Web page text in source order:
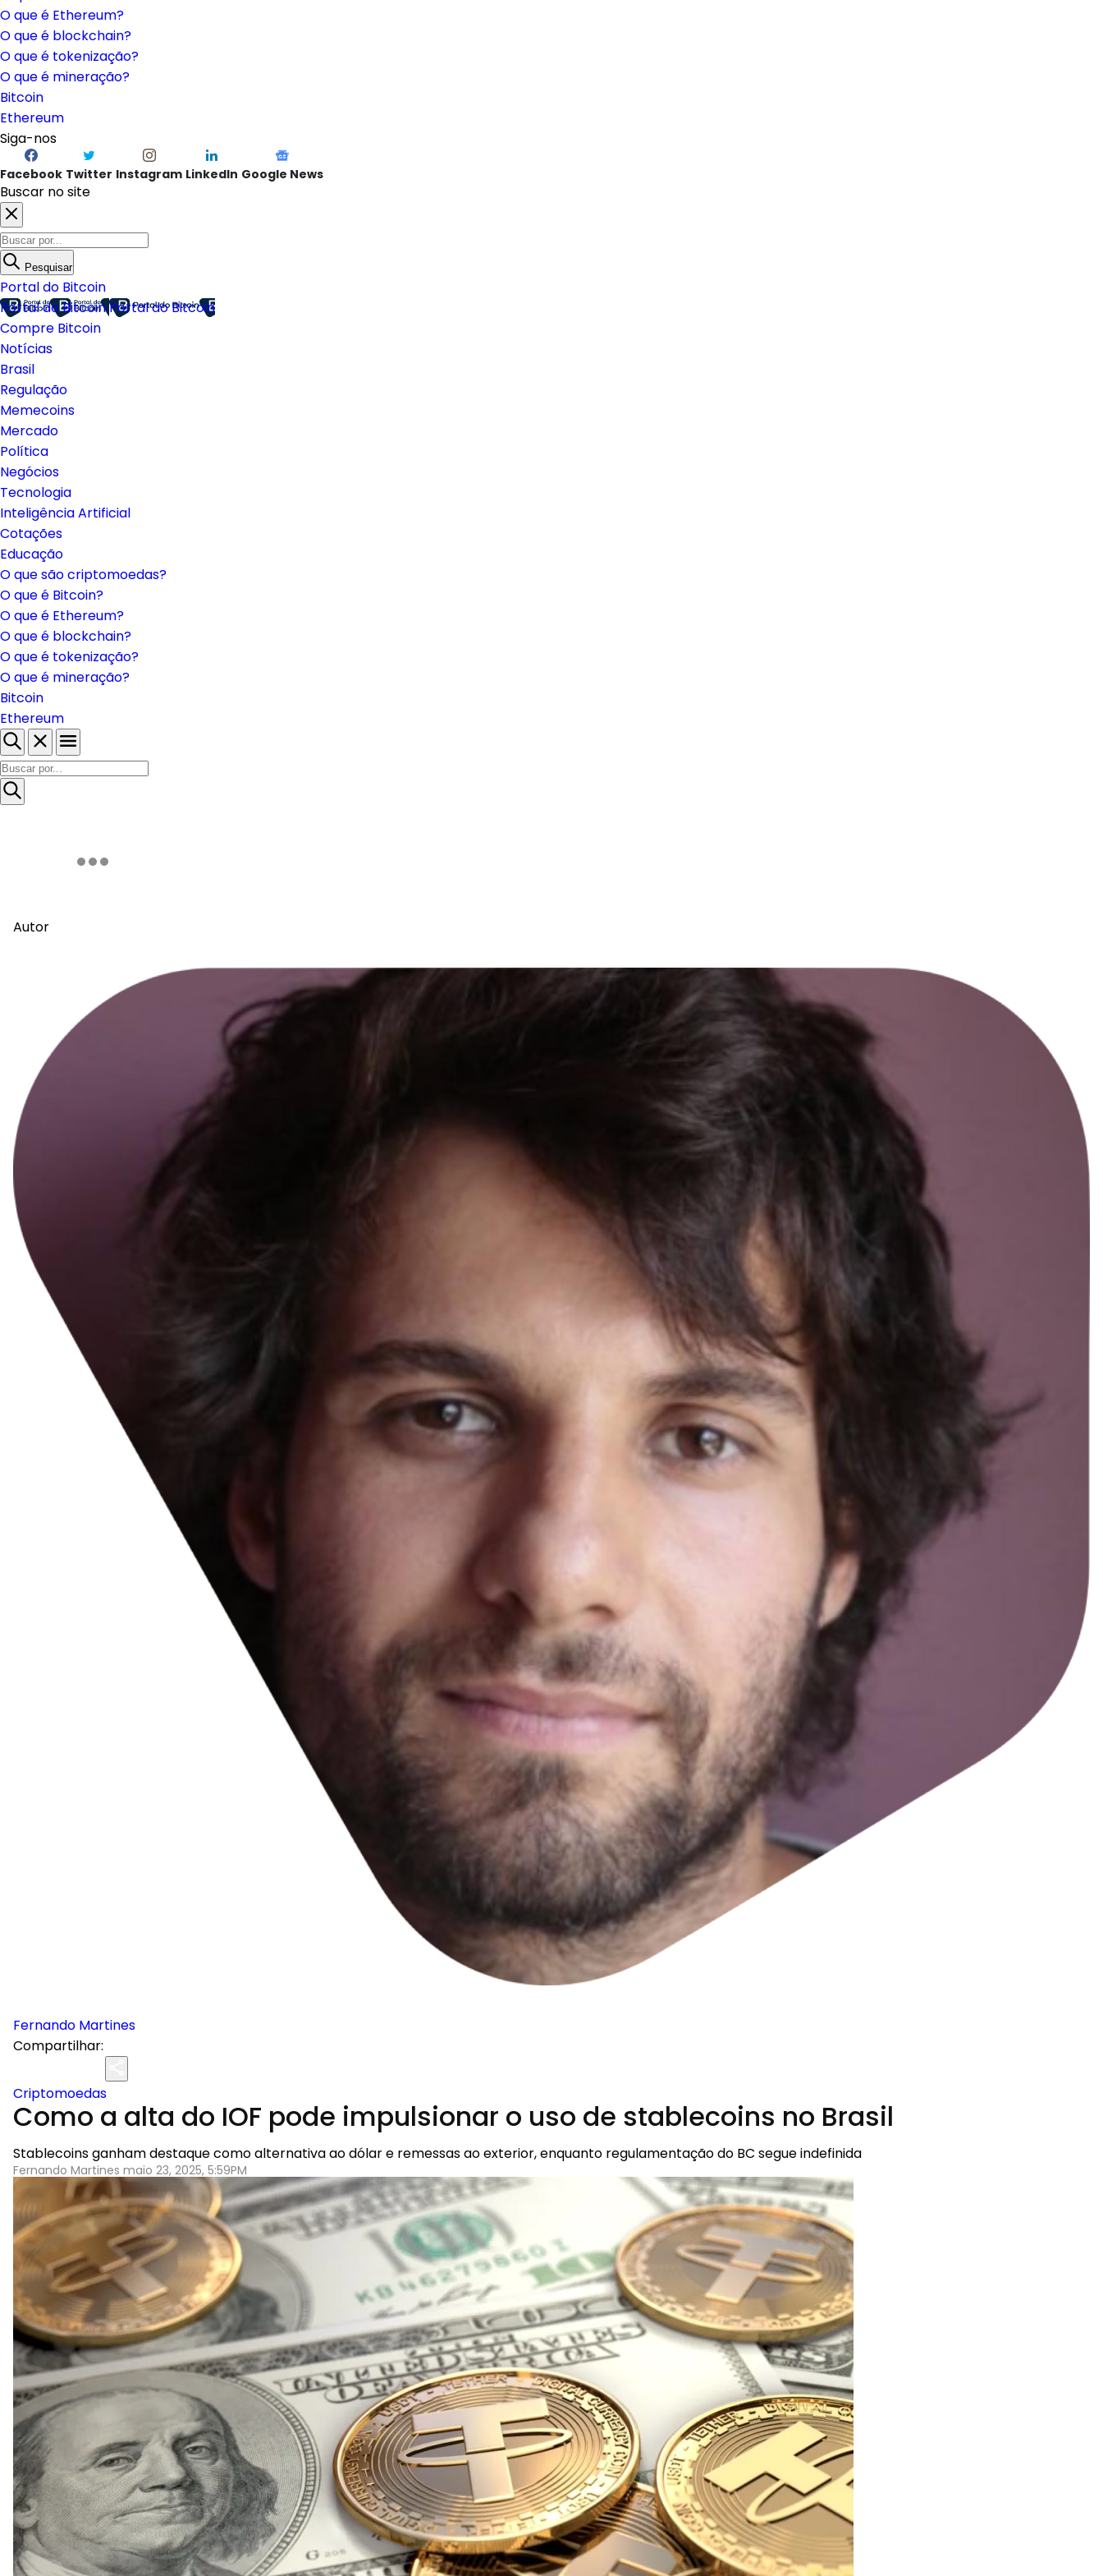
O que é Ethereum?
O que é blockchain?
O que é tokenização?
O que é mineração?
Bitcoin
Ethereum
Siga-nos
Facebook Twitter Instagram LinkedIn Google News
Buscar no site
Pesquisar
Portal do Bitcoin
Portal do BitcoinPortal do Bitcoin
Compre Bitcoin
Notícias
Brasil
Regulação
Memecoins
Mercado
Política
Negócios
Tecnologia
Inteligência Artificial
Cotações
Educação
O que são criptomoedas?
O que é Bitcoin?
O que é Ethereum?
O que é blockchain?
O que é tokenização?
O que é mineração?
Bitcoin
Ethereum
Autor
Fernando Martines
Compartilhar:
Criptomoedas
Como a alta do IOF pode impulsionar o uso de stablecoins no Brasil
Stablecoins ganham destaque como alternativa ao dólar e remessas ao exterior, enquanto regulamentação do BC segue indefinida
Fernando Martines maio 23, 2025, 5:59PM